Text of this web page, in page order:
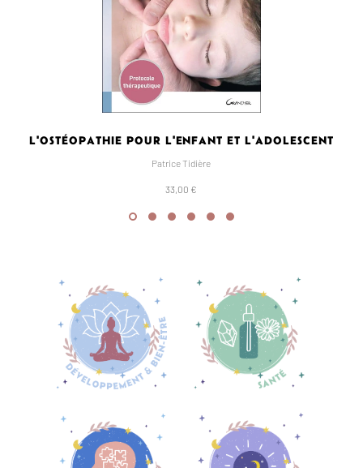
L'OSTÉOPATHIE POUR L'ENFANT ET L'ADOLESCENT
Patrice Tidière
33,00 €